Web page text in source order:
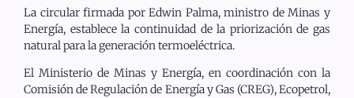
La circular firmada por Edwin Palma, ministro de Minas y
Energía, establece la continuidad de la priorización de gas
natural para la generación termoeléctrica.
El Ministerio de Minas y Energía, en coordinación con la
Comisión de Regulación de Energía y Gas (CREG), Ecopetrol,